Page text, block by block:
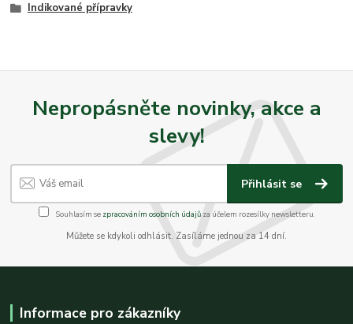
Indikované přípravky
Nepropásněte novinky, akce a
slevy!
Přihlásit se
Souhlasím se zpracováním osobních údajůza účelem rozesílky newsletteru.
Můžete se kdykoli odhlásit. Zasíláme jednou za 14 dní.
Informace pro zákazníky